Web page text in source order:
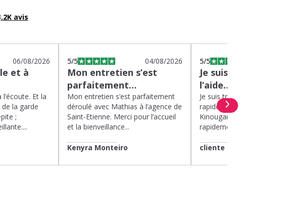
avis
06/08/2026
et à
Et la
la garde
;
5/5 04/08/2026
Mon entretien s’est
parfaitement…
Mon entretien s’est parfaitement
déroulé avec Mathias à l’agence de
Saint-Etienne. Merci pour l’accueil
et la bienveillance...
Kenyra Monteiro
5/5
Je suis très
l’aide…
Je suis très satisfaite de
rapide et efficace
Kinougarde. On m’a
rapidement et une
cliente